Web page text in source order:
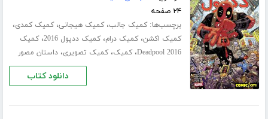
۲۴ صفحه
برچسب‌ها:کمیک جالب،کمیک هیجانی،کمیک کمدی،
کمیک اکشن،کمیک درام،کمیک ددپول 2016 ،کمیک
Deadpool 2016،کمیک،کمیک تصویری،داستان مصور
دانلود کتاب